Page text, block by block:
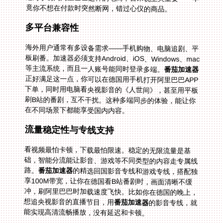
竟你不想在付款时突然断网，错过心仪的商品。
多平台兼容性
海外用户通常有多设备需求——手机购物、电脑追剧、平
板刷番。加速器必须支持Android、iOS、Windows、mac
等主流系统，而且一人账号能同时登录多端。番茄加速器
正好满足这一点，你可以在德国用手机打开阿里巴巴APP
下单，同时用电脑看央视影音的《人世间》，甚至用平板
刷B站的番剧，互不干扰。这种多端同步的体验，能让你
在不同场景下都能享受国内内容。
流量稳定性与专线支持
看视频最怕卡顿，下载最怕限速。稳定的无限流量是基
础，智能分流能让影音、游戏等不同类型的内容走专属线
路。番茄加速器的精选回国影音专线和游戏专线，搭配独
享100M带宽，让你在德国看B站番剧时，画面清晰不缓
冲，刷阿里巴巴时加载速度飞快。比如你在德国的晚上，
想追央视影音的直播节目，用番茄加速器的影音专线，就
能实现高清流畅播放，没有延迟和卡顿。